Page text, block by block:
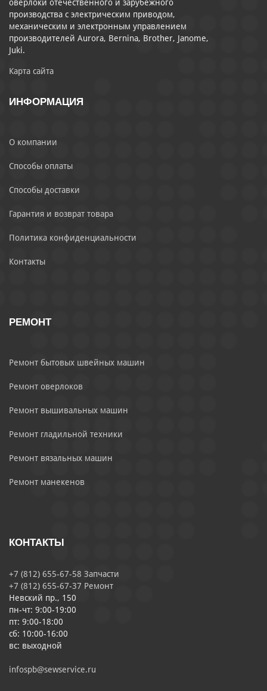
оверлоки отечественного и зарубежного
производства с электрическим приводом,
механическим и электронным управлением
производителей Aurora, Bernina, Brother, Janome,
Juki.
Карта сайта
ИНФОРМАЦИЯ
О компании
Способы оплаты
Способы доставки
Гарантия и возврат товара
Политика конфиденциальности
Контакты
РЕМОНТ
Ремонт бытовых швейных машин
Ремонт оверлоков
Ремонт вышивальных машин
Ремонт гладильной техники
Ремонт вязальных машин
Ремонт манекенов
КОНТАКТЫ
+7 (812) 655-67-58 Запчасти
+7 (812) 655-67-37 Ремонт
Невский пр., 150
пн-чт: 9:00-19:00
пт: 9:00-18:00
сб: 10:00-16:00
вс: выходной
infospb@sewservice.ru